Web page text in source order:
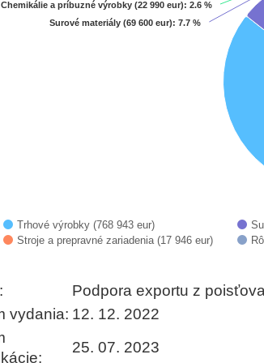
data table, ChartSurové materiály (69 600 eur): 7.7 %
Surové materiály (69 600 eur): 7.7 %
Chemikálie a príbuzné výrobky (22 990 eur): 2.6 %
Chemikálie a príbuzné výrobky (22 990 eur): 2.6 %
Trhové výrobky (768 943 eur)
Stroje a prepravné zariadenia (17 946 eur)
Podpora exportu z
vydania: 12. 12. 2022
25. 07. 2023